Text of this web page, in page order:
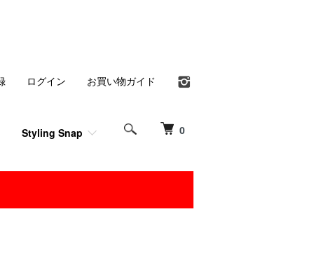
0
Styling Snap
ログイン お買い物ガイド